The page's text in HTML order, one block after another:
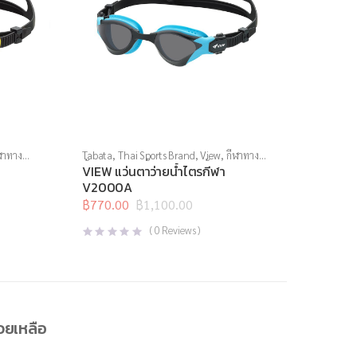
ทาง
Tabata, Thai Sports Brand,View, กีฬาทาง
น้ำ,แว่นตาว่ายน้ำ,แว่นตาว่ายน้ำแข่งขัน
VIEW แว่นตาว่ายน้ำไตรกีฬา
V2000A
฿1,100.00
Original
price
was:
฿770.00
Current
price
is:
(0 Reviews )
เหลือ